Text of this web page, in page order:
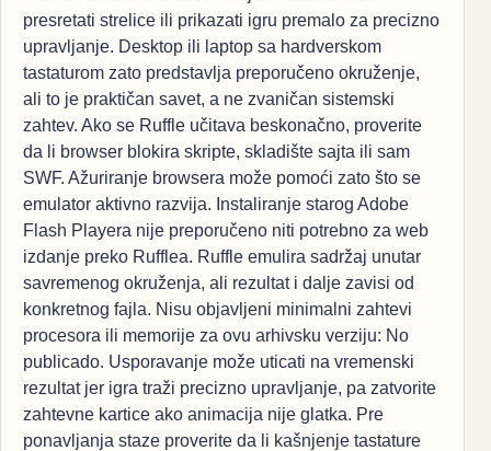
presretati strelice ili prikazati igru premalo za precizno
upravljanje. Desktop ili laptop sa hardverskom
tastaturom zato predstavlja preporučeno okruženje,
ali to je praktičan savet, a ne zvaničan sistemski
zahtev. Ako se Ruffle učitava beskonačno, proverite
da li browser blokira skripte, skladište sajta ili sam
SWF. Ažuriranje browsera može pomoći zato što se
emulator aktivno razvija. Instaliranje starog Adobe
Flash Playera nije preporučeno niti potrebno za web
izdanje preko Rufflea. Ruffle emulira sadržaj unutar
savremenog okruženja, ali rezultat i dalje zavisi od
konkretnog fajla. Nisu objavljeni minimalni zahtevi
procesora ili memorije za ovu arhivsku verziju: No
publicado. Usporavanje može uticati na vremenski
rezultat jer igra traži precizno upravljanje, pa zatvorite
zahtevne kartice ako animacija nije glatka. Pre
ponavljanja staze proverite da li kašnjenje tastature